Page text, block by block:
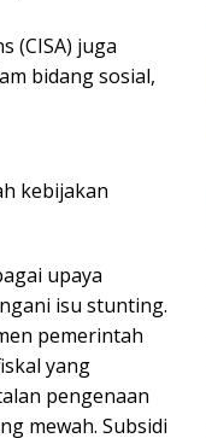
(CISA) juga
bidang sosial,
kebijakan
upaya
isu stunting.
pemerintah
yang
pengenaan
mewah. Subsidi